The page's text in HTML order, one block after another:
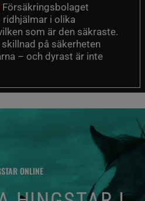
Försäkringsbolaget
i olika
som är den säkraste.
på säkerheten
– och dyrast är inte
ONLINE